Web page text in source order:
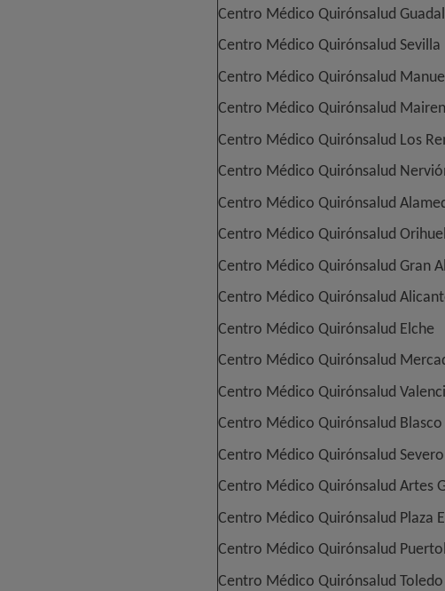
Centro Médico Quirónsalud
Centro Médico Quirónsalud Sevilla
Centro Médico Quirónsalud
Centro Médico Quirónsalud
Centro Médico Quirónsalud Los
Centro Médico Quirónsalud
Centro Médico Quirónsalud
Centro Médico Quirónsalud
Centro Médico Quirónsalud Gran
Centro Médico Quirónsalud
Centro Médico Quirónsalud Elche
Centro Médico Quirónsalud
Centro Médico Quirónsalud
Centro Médico Quirónsalud Blasco
Centro Médico Quirónsalud
Centro Médico Quirónsalud Artes
Centro Médico Quirónsalud Plaza
Centro Médico Quirónsalud
Centro Médico Quirónsalud Toledo